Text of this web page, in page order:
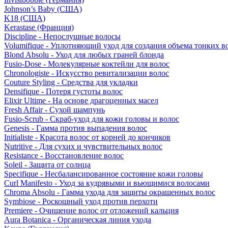
Johnson’s Baby (США)
K18 (США)
Kerastase (Франция)
Discipline - Непослушные волосы
Volumifique - Уплотняющий уход для создания объема тонких
Blond Absolu - Уход для любых граней блонда
Fusio-Dose - Молекулярные коктейли для волос
Chronologiste - Искусство ревитализации волос
Couture Styling - Средства для укладки
Densifique - Потеря густоты волос
Elixir Ultime - На основе драгоценных масел
Fresh Affair - Сухой шампунь
Fusio-Scrub - Скраб-уход для кожи головы и волос
Genesis - Гамма против выпадения волос
Initialiste - Красота волос от корней до кончиков
Nutritive - Для сухих и чувствительных волос
Resistance - Восстановление волос
Soleil - Защита от солнца
Specifique - Несбалансированное состояние кожи головы
Curl Manifesto - Уход за кудрявыми и вьющимися волосами
Chroma Absolu - Гамма ухода для защиты окрашенных волос
Symbiose - Роскошный уход против перхоти
Premiere - Очищение волос от отложений кальция
Aura Botanica - Органическая линия ухода